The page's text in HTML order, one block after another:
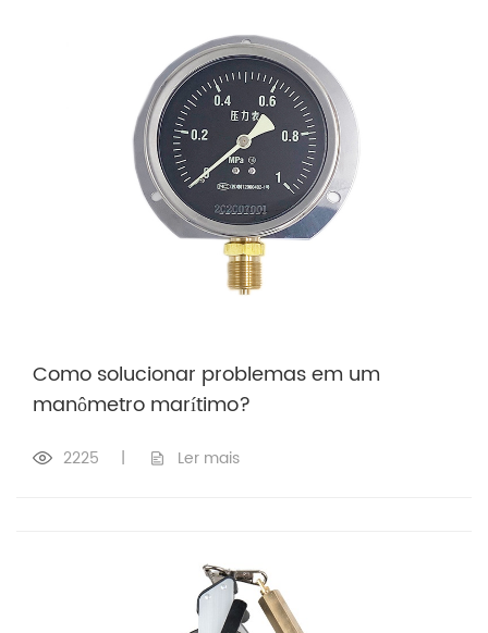
Como solucionar problemas em um
manômetro marítimo?
2225 | Ler mais